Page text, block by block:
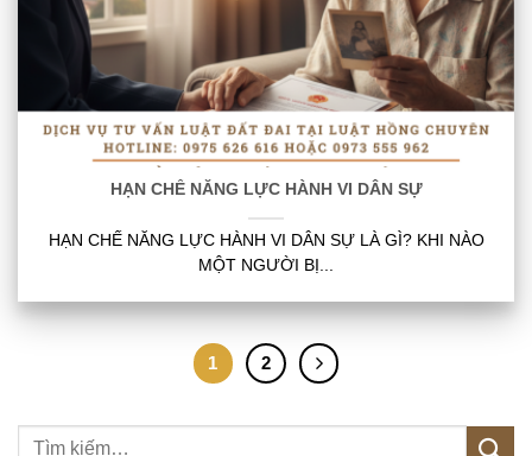
HẠN CHẾ NĂNG LỰC HÀNH VI DÂN SỰ
HẠN CHẾ NĂNG LỰC HÀNH VI DÂN SỰ LÀ GÌ? KHI NÀO
MỘT NGƯỜI BỊ...
1 2